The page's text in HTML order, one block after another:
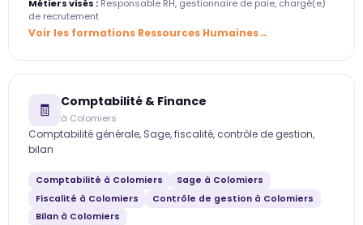
Métiers visés : Responsable RH, gestionnaire de paie, chargé(e)
de recrutement
Voir les formations Ressources Humaines
🧾 Comptabilité & Finance
à Colomiers
Comptabilité générale, Sage, fiscalité, contrôle de gestion,
bilan
Comptabilité à Colomiers
Sage à Colomiers
Fiscalité à Colomiers
Contrôle de gestion à Colomiers
Bilan à Colomiers